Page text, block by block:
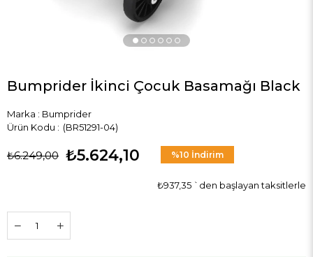
Bumprider İkinci Çocuk Basamağı Black
Marka : Bumprider
(BR51291-04)
₺6.249,00 ₺5.624,10 %10 İndirim
₺937,35 `den başlayan taksitlerle